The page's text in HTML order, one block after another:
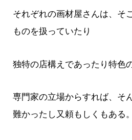
それぞれの画材屋さんは、そ
ものを扱っていたり
独特の店構えであったり特色
専門家の立場からすれば、そ
難かったし又頼もしくもある。